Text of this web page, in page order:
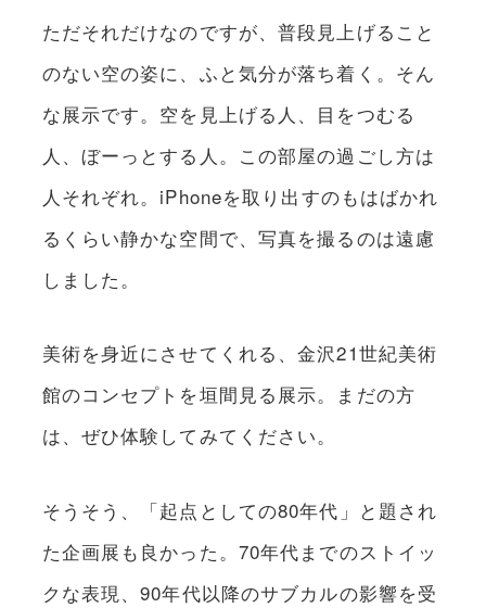
ただそれだけなのですが、普段見上げること
のない空の姿に、ふと気分が落ち着く。そん
な展示です。空を見上げる人、目をつむる
人、ぼーっとする人。この部屋の過ごし方は
人それぞれ。iPhoneを取り出すのもはばかれ
るくらい静かな空間で、写真を撮るのは遠慮
しました。
美術を身近にさせてくれる、金沢21世紀美術
館のコンセプトを垣間見る展示。まだの方
は、ぜひ体験してみてください。
そうそう、「起点としての80年代」と題され
た企画展も良かった。70年代までのストイッ
クな表現、90年代以降のサブカルの影響を受